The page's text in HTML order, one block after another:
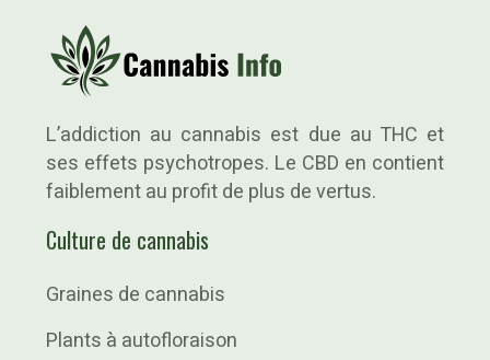
L’addiction au cannabis est due au THC et
ses effets psychotropes. Le CBD en contient
faiblement au profit de plus de vertus.
Culture de cannabis
Graines de cannabis
Plants à autofloraison